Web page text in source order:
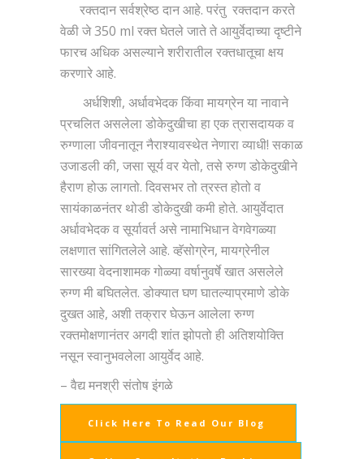
रक्तदान सर्वश्रेष्ठ दान आहे. परंतु रक्तदान करते
वेळी जे 350 ml रक्त घेतले जाते ते आयुर्वेदाच्या दृष्टीने
फारच अधिक असल्याने शरीरातील रक्तधातूचा क्षय
करणारे आहे.
अर्धशिशी, अर्धावभेदक किंवा मायग्रेन या नावाने
प्रचलित असलेला डोकेदुखीचा हा एक त्रासदायक व
रुग्णाला जीवनातून नैराश्यावस्थेत नेणारा व्याधी! सकाळ
उजाडली की, जसा सूर्य वर येतो, तसे रुग्ण डोकेदुखीने
हैराण होऊ लागतो. दिवसभर तो त्रस्त होतो व
सायंकाळनंतर थोडी डोकेदुखी कमी होते. आयुर्वेदात
अर्धावभेदक व सूर्यावर्त असे नामाभिधान वेगवेगळ्या
लक्षणात सांगितलेले आहे. व्हॅसोग्रेन, मायग्रेनील
सारख्या वेदनाशामक गोळ्या वर्षानुवर्षे खात असलेले
रुग्ण मी बघितलेत. डोक्यात घण घातल्याप्रमाणे डोके
दुखत आहे, अशी तक्रार घेऊन आलेला रुग्ण
रक्तमोक्षणानंतर अगदी शांत झोपतो ही अतिशयोक्ति
नसून स्वानुभवलेला आयुर्वेद आहे.
– वैद्य मनश्री संतोष इंगळे
Click Here To Read Our Blog